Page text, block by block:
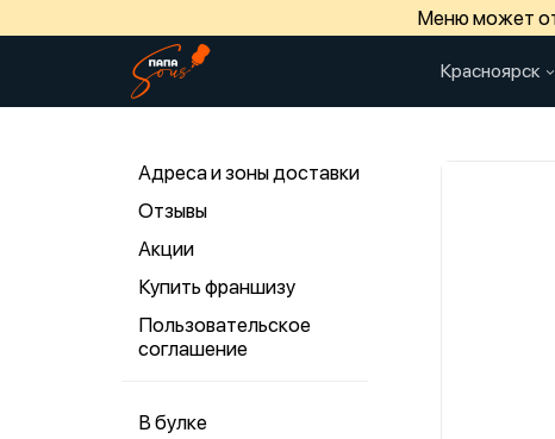
Меню может
Красноярск
Адреса и зоны доставки
Отзывы
Акции
Купить франшизу
Пользовательское
соглашение
В булке